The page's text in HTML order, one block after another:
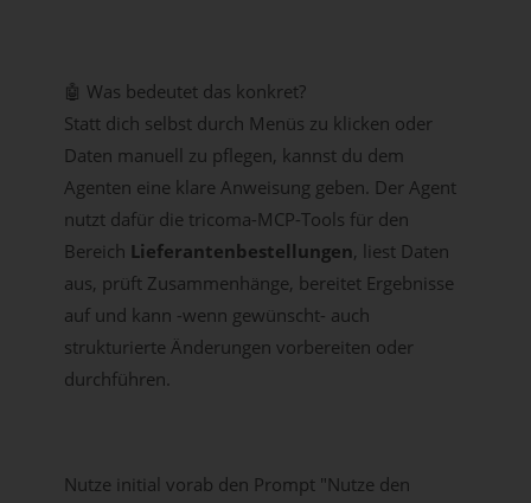
🤖 Was bedeutet das konkret?
Statt dich selbst durch Menüs zu klicken oder
Daten manuell zu pflegen, kannst du dem
Agenten eine klare Anweisung geben. Der Agent
nutzt dafür die tricoma-MCP-Tools für den
Bereich Lieferantenbestellungen, liest Daten
aus, prüft Zusammenhänge, bereitet Ergebnisse
auf und kann -wenn gewünscht- auch
strukturierte Änderungen vorbereiten oder
durchführen.
Nutze initial vorab den Prompt "Nutze den